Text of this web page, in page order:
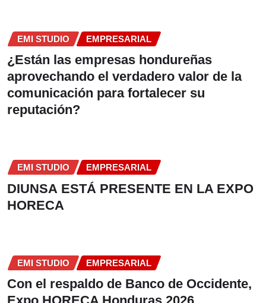
EMI STUDIO EMPRESARIAL
¿Están las empresas hondureñas
aprovechando el verdadero valor de la
comunicación para fortalecer su
reputación?
EMI STUDIO EMPRESARIAL
DIUNSA ESTÁ PRESENTE EN LA EXPO
HORECA
EMI STUDIO EMPRESARIAL
Con el respaldo de Banco de Occidente,